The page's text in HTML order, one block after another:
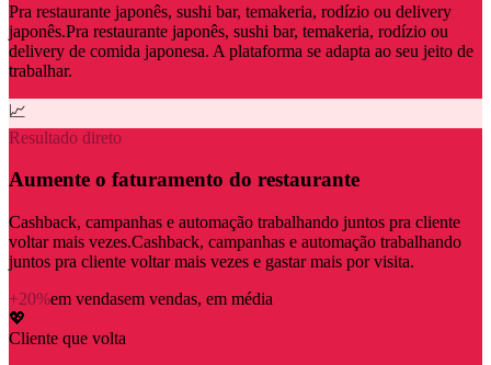
Pra restaurante japonês, sushi bar, temakeria, rodízio ou delivery
japonês.Pra restaurante japonês, sushi bar, temakeria, rodízio ou
delivery de comida japonesa. A plataforma se adapta ao seu jeito de
trabalhar.
📈
Resultado direto
Aumente o faturamento do restaurante
Cashback, campanhas e automação trabalhando juntos pra cliente
voltar mais vezes.Cashback, campanhas e automação trabalhando
juntos pra cliente voltar mais vezes e gastar mais por visita.
+20%em vendasem vendas, em média
💖
Cliente que volta